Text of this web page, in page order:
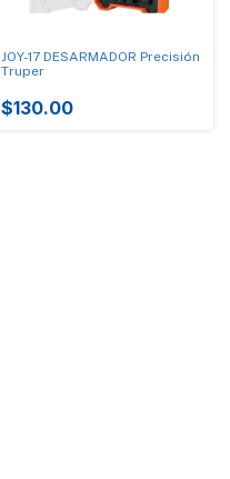
JOY-17 DESARMADOR Precisión
Truper
$130.00